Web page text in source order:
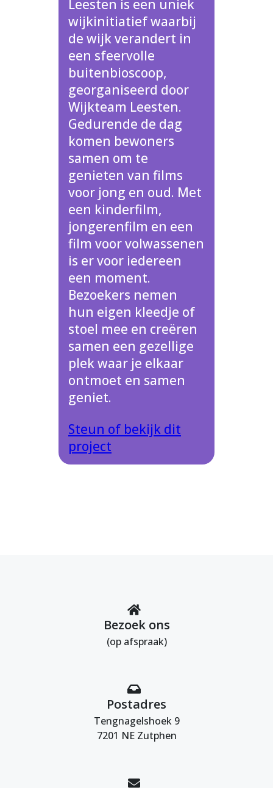
Leesten is een uniek
wijkinitiatief waarbij
de wijk verandert in
een sfeervolle
buitenbioscoop,
georganiseerd door
Wijkteam Leesten.
Gedurende de dag
komen bewoners
samen om te
genieten van films
voor jong en oud. Met
een kinderfilm,
jongerenfilm en een
film voor volwassenen
is er voor iedereen
een moment.
Bezoekers nemen
hun eigen kleedje of
stoel mee en creëren
samen een gezellige
plek waar je elkaar
ontmoet en samen
geniet.
Steun of bekijk dit
project
Bezoek ons
(op afspraak)
Postadres
Tengnagelshoek 9
7201 NE Zutphen